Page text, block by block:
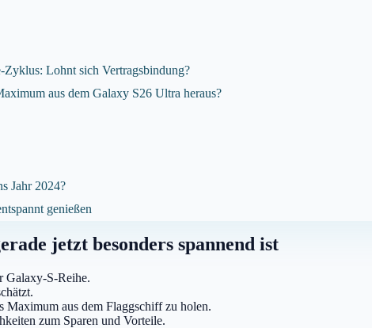
Lohnt sich Vertragsbindung?
aus dem Galaxy S26 Ultra heraus?
Jahr 2024?
genießen
jetzt besonders spannend ist
Galaxy-S-Reihe.
Maximum aus dem Flaggschiff zu holen.
zum Sparen und Vorteile.